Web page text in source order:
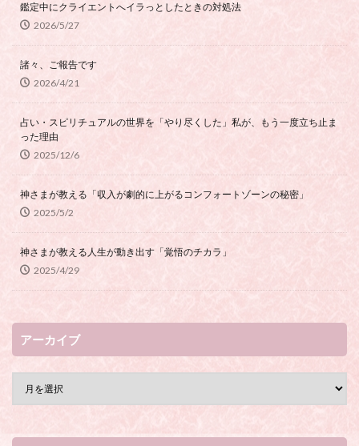
鑑定中にクライエントへイラっとしたときの対処法
2026/5/27
諸々、ご報告です
2026/4/21
占い・スピリチュアルの世界を「やり尽くした」私が、もう一度立ち止ま
った理由
2025/12/6
神さまが教える「収入が劇的に上がるコンフォートゾーンの秘密」
2025/5/2
神さまが教える人生が動き出す「覚悟のチカラ」
2025/4/29
アーカイブ